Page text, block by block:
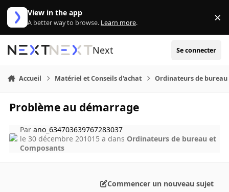
Aller au contenu
View in the app
A better way to browse. Learn more. ×
Next Se connecter
Accueil Matériel et Conseils d'achat Ordinateurs de bureau
Problème au démarrage
Parano_634703639767283037
le 30 décembre 201015 a dans Ordinateurs de bureau et
Composants
Commencer un nouveau sujet